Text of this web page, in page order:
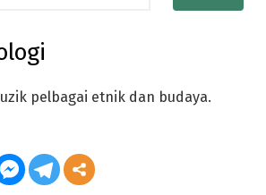
pelbagai etnik dan budaya.